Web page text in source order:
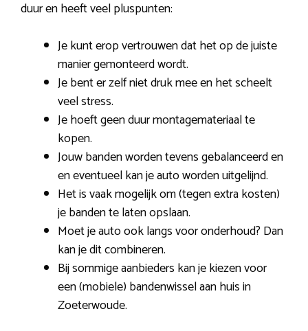
duur en heeft veel pluspunten:
Je kunt erop vertrouwen dat het op de juiste
manier gemonteerd wordt.
Je bent er zelf niet druk mee en het scheelt
veel stress.
Je hoeft geen duur montagemateriaal te
kopen.
Jouw banden worden tevens gebalanceerd en
en eventueel kan je auto worden uitgelijnd.
Het is vaak mogelijk om (tegen extra kosten)
je banden te laten opslaan.
Moet je auto ook langs voor onderhoud? Dan
kan je dit combineren.
Bij sommige aanbieders kan je kiezen voor
een (mobiele) bandenwissel aan huis in
Zoeterwoude.